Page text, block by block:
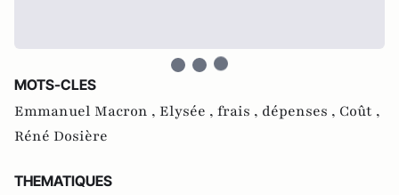
MOTS-CLES
Emmanuel Macron , Elysée , frais , dépenses , Coût ,
Réné Dosière
THEMATIQUES